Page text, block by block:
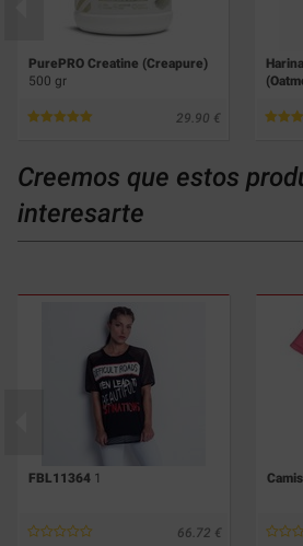
PurePRO Creatine (Creapure)
500 gr
29.90
Creemos que estos
interesarte
FBL11364 1
66.72